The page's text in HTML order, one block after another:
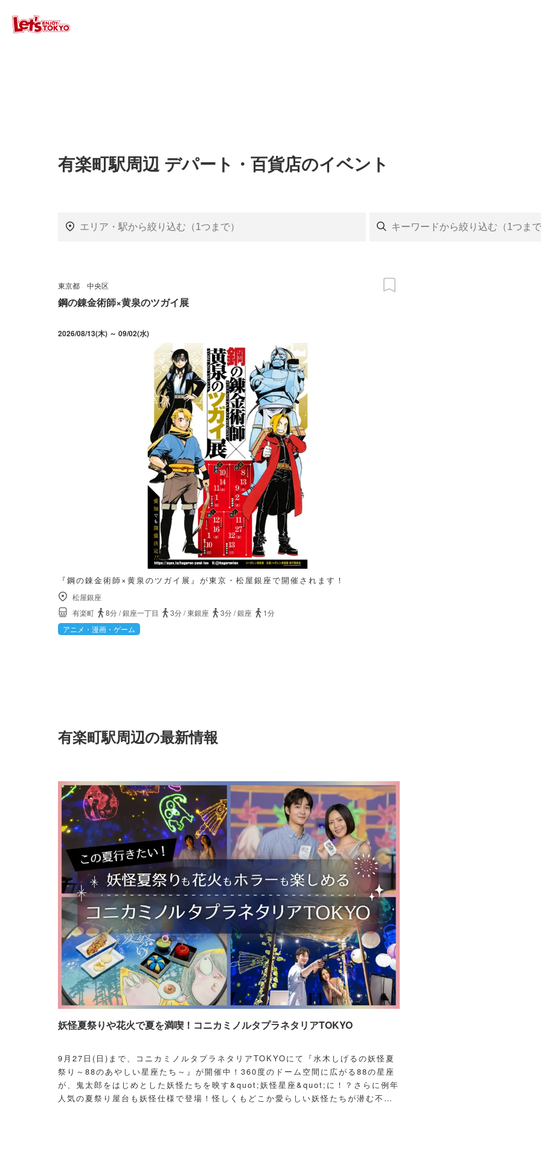
有楽町駅周辺 デパート・百貨店のイベント
東京都 中央区
鋼の錬金術師×黄泉のツガイ展
2026/08/13(木) ～ 09/02(水)
『鋼の錬金術師×黄泉のツガイ展』が東京・松屋銀座で開催されます！
松屋銀座
有楽町
8分/銀座一丁目 3分/東銀座 3分/銀座
1分
アニメ・漫画・ゲーム
有楽町駅周辺の最新情報
妖怪夏祭りや花火で夏を満喫！コニカミノルタプラネタリアTOKYO
9月27日(日)まで、コニカミノルタプラネタリアTOKYOにて『水木しげるの妖怪夏
祭り～88のあやしい星座たち～』が開催中！360度のドーム空間に広がる88の星座
が、鬼太郎をはじめとした妖怪たちを映す&quot;妖怪星座&quot;に！？さらに例年
人気の夏祭り屋台も妖怪仕様で登場！怪しくもどこか愛らしい妖怪たちが潜む不思